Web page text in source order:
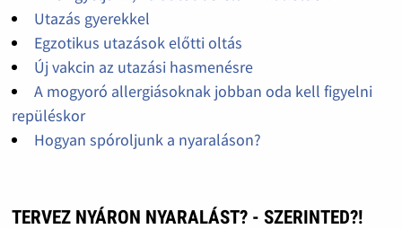
Utazás gyerekkel
Egzotikus utazások előtti oltás
Új vakcin az utazási hasmenésre
A mogyoró allergiásoknak jobban oda kell figyelni
repüléskor
Hogyan spóroljunk a nyaraláson?
TERVEZ NYÁRON NYARALÁST? - SZERINTED?!